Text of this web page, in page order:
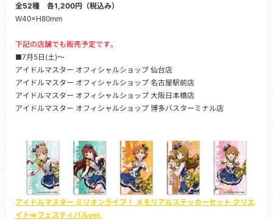
全52種 各1,200円（税込み）
W40×H80mm
下記の店舗でも販売予定です。
■7月5日(土)～
アイドルマスター オフィシャルショップ 仙台店
アイドルマスター オフィシャルショップ 名古屋駅前店
アイドルマスター オフィシャルショップ 大阪日本橋店
アイドルマスター オフィシャルショップ 博多バスターミナル店
アイドルマスター ミリオンライブ！ メモリアルステッカーセット クリエ
イト∞フェスティバルver.